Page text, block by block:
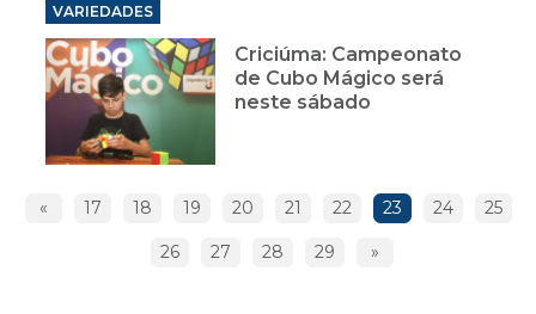
VARIEDADES
Criciúma: Campeonato
de Cubo Mágico será
neste sábado
« 17 18 19 20 21 22 23 24 25
26 27 28 29 »